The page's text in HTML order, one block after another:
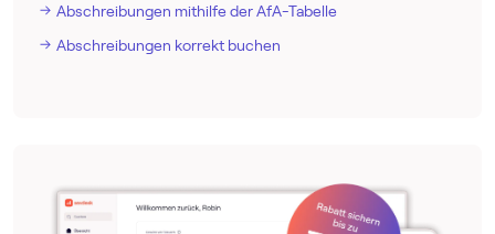
Abschreibungen mithilfe der AfA-Tabelle
Abschreibungen korrekt buchen